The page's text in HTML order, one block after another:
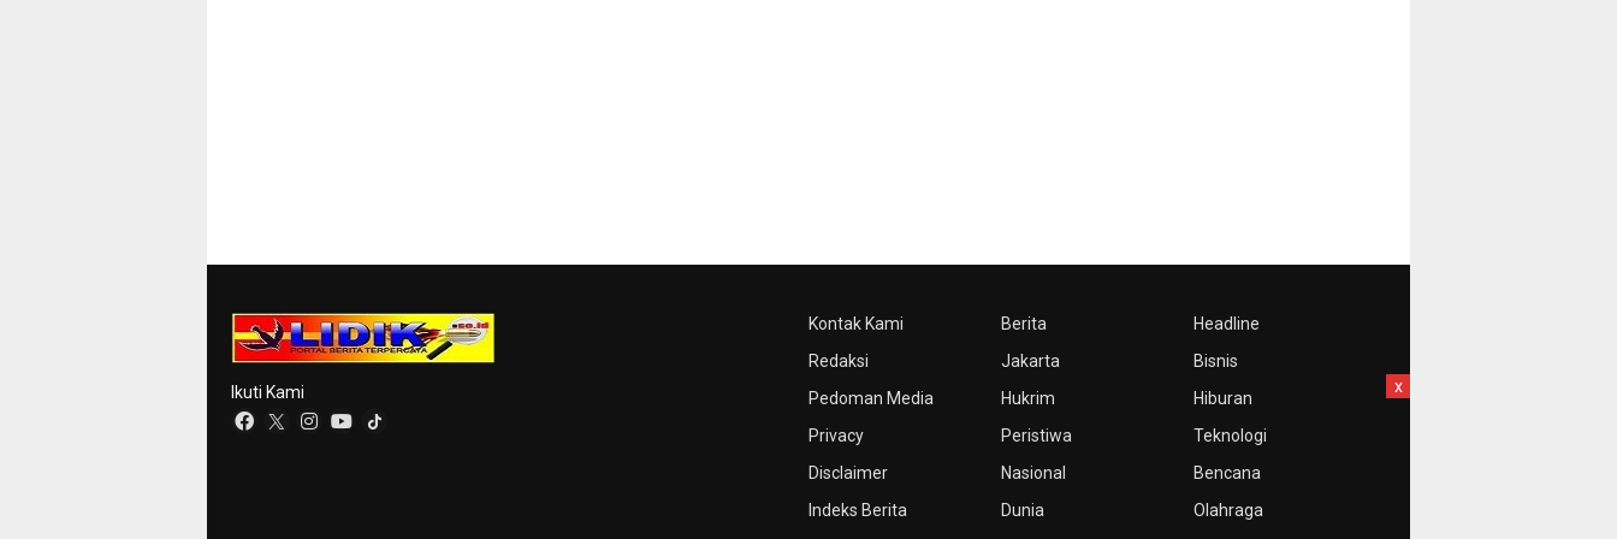
Kontak Kami
Redaksi
Pedoman Media
Privacy
Disclaimer
Indeks Berita
Berita
Jakarta
Hukrim
Peristiwa
Nasional
Dunia
Headline
Bisnis
Hiburan
Teknologi
Bencana
Olahraga
Ikuti Kami x